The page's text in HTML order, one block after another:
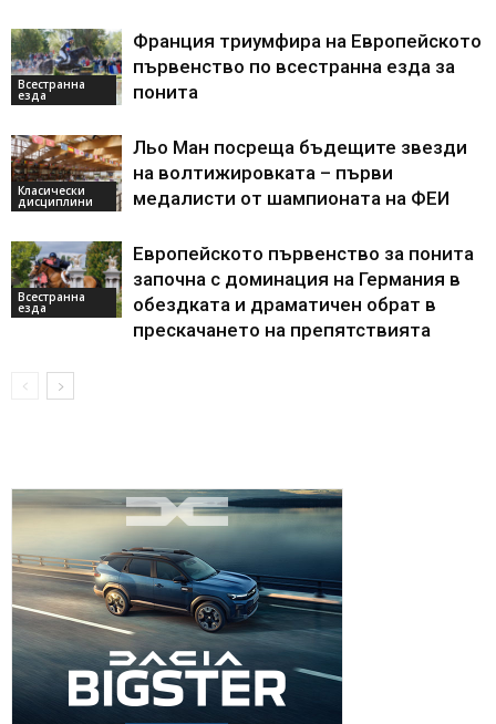
Всестранна
езда
Франция триумфира на Европейското
първенство по всестранна езда за
понита
Класически
дисциплини
Льо Ман посреща бъдещите звезди
на волтижировката – първи
медалисти от шампионата на ФЕИ
Всестранна
езда
Европейското първенство за понита
започна с доминация на Германия в
обездката и драматичен обрат в
прескачането на препятствията